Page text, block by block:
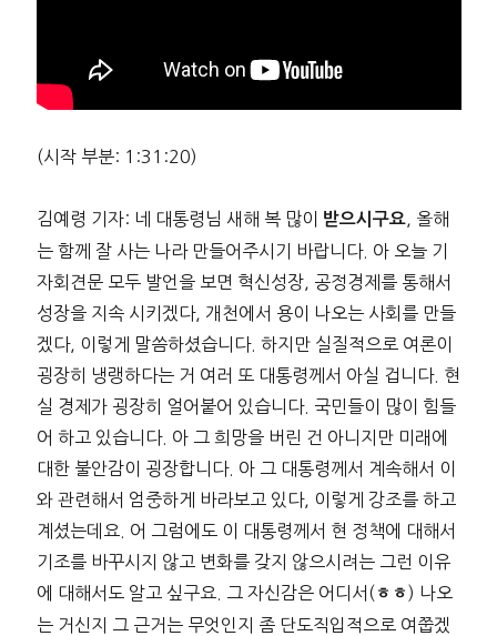
(시작 부분: 1:31:20)
김예령 기자: 네 대통령님 새해 복 많이 받으시구요, 올해
는 함께 잘 사는 나라 만들어주시기 바랍니다. 아 오늘 기
자회견문 모두 발언을 보면 혁신성장, 공정경제를 통해서
성장을 지속 시키겠다, 개천에서 용이 나오는 사회를 만들
겠다, 이렇게 말씀하셨습니다. 하지만 실질적으로 여론이
굉장히 냉랭하다는 거 여러 또 대통령께서 아실 겁니다. 현
실 경제가 굉장히 얼어붙어 있습니다. 국민들이 많이 힘들
어 하고 있습니다. 아 그 희망을 버린 건 아니지만 미래에
대한 불안감이 굉장합니다. 아 그 대통령께서 계속해서 이
와 관련해서 엄중하게 바라보고 있다, 이렇게 강조를 하고
계셨는데요. 어 그럼에도 이 대통령께서 현 정책에 대해서
기조를 바꾸시지 않고 변화를 갖지 않으시려는 그런 이유
에 대해서도 알고 싶구요. 그 자신감은 어디서( ㅎㅎ ) 나오
는 거신지 그 근거는 무엇인지 좀 단도직입적으로 여쭙겠